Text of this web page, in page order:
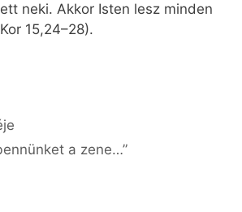
neki. Akkor Isten lesz minden
15,24–28).
a zene…”